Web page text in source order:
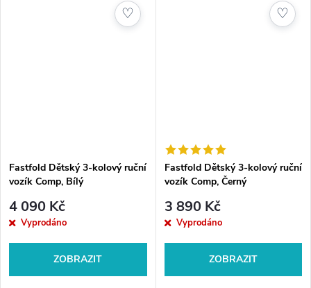
Fastfold Dětský 3-kolový ruční
vozík Comp, Bílý
4 090 Kč
Vyprodáno
ZOBRAZIT
♡
Fastfold Dětský 3-kolový ruční
vozík Comp, Černý
3 890 Kč
Vyprodáno
ZOBRAZIT
♡